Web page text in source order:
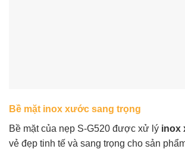
Bề mặt inox xước sang trọng
Bề mặt của nẹp S-G520 được xử lý inox
vẻ đẹp tinh tế và sang trọng cho sản